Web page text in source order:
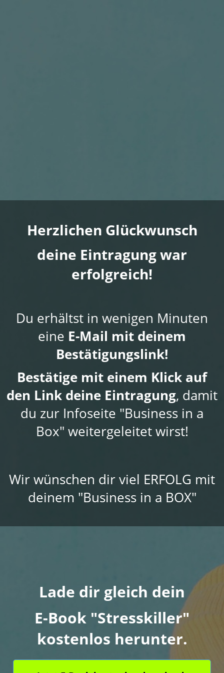
Herzlichen Glückwunsch
deine Eintragung war
erfolgreich!
Du erhältst in wenigen Minuten
eine E-Mail mit deinem
Bestätigungslink!
Bestätige mit einem Klick auf
den Link deine Eintragung, damit
du zur Infoseite "Business in a
Box" weitergeleitet wirst!
Wir wünschen dir viel ERFOLG mit
deinem "Business in a BOX"
Lade dir gleich dein
E-Book "Stresskiller"
kostenlos herunter.